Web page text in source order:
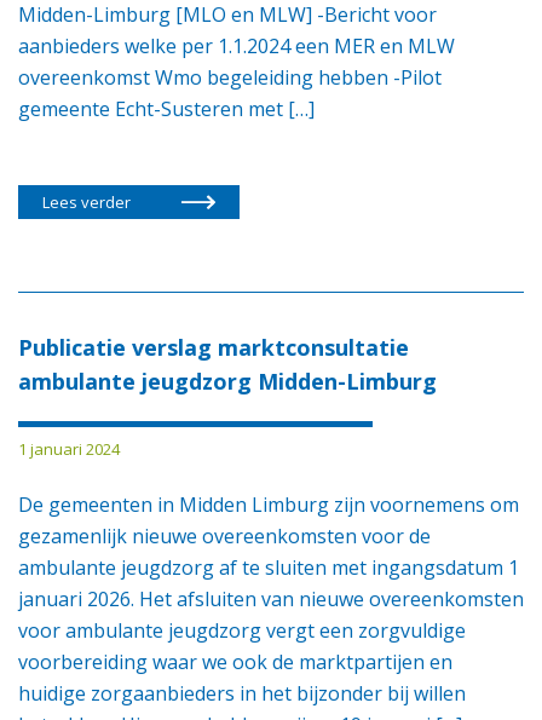
Midden-Limburg [MLO en MLW] -Bericht voor
aanbieders welke per 1.1.2024 een MER en MLW
overeenkomst Wmo begeleiding hebben -Pilot
gemeente Echt-Susteren met […]
Lees verder
Publicatie verslag marktconsultatie
ambulante jeugdzorg Midden-Limburg
1 januari 2024
De gemeenten in Midden Limburg zijn voornemens om
gezamenlijk nieuwe overeenkomsten voor de
ambulante jeugdzorg af te sluiten met ingangsdatum 1
januari 2026. Het afsluiten van nieuwe overeenkomsten
voor ambulante jeugdzorg vergt een zorgvuldige
voorbereiding waar we ook de marktpartijen en
huidige zorgaanbieders in het bijzonder bij willen